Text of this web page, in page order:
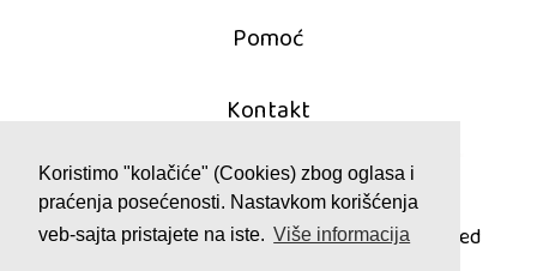
Koristimo "kolačiće" (Cookies) zbog oglasa i
praćenja posećenosti. Nastavkom korišćenja
veb-sajta pristajete na iste. Više informacija
Pomoć
Kontakt
© 2011 - 2026 mahjong-igrice.com
All games are copyrighted and/or trademarked